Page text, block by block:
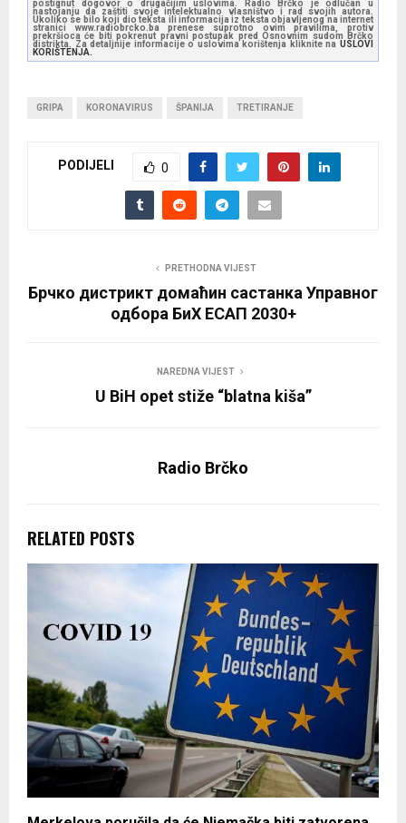
postignut dogovor o drugačijim uslovima. Radio Brčko je odlučan u
nastojanju da zaštiti svoje intelektualno vlasništvo i rad svojih autora.
Ukoliko se bilo koji dio teksta ili informacija iz teksta objavljenog na internet
stranici www.radiobrcko.ba prenese suprotno ovim pravilima, protiv
prekršioca će biti pokrenut pravni postupak pred Osnovnim sudom Brčko
distrikta. Za detaljnije informacije o uslovima korištenja kliknite na USLOVI
KORIŠTENJA.
GRIPA KORONAVIRUS ŠPANIJA TRETIRANJE
PODIJELI 0
PRETHODNA VIJEST
Брчко дистрикт домаћин састанка Управног
одбора БиХ ЕСАП 2030+
NAREDNA VIJEST
U BiH opet stiže “blatna kiša”
Radio Brčko
RELATED POSTS